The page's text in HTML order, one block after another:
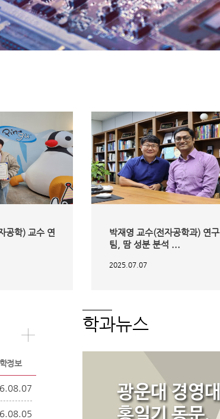
공학) 교수 연
박재영 교수(전자공학과) 연구
팀, 땀 성분 분석 ...
2025.07.07
정보
학과뉴스